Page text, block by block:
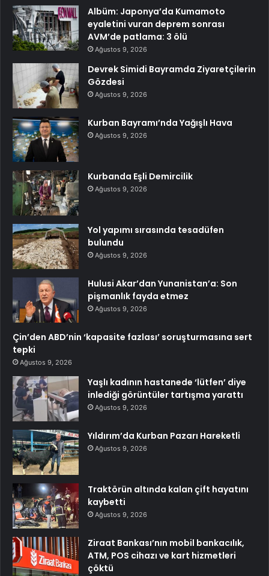
Albüm: Japonya’da Kumamoto
eyaletini vuran deprem sonrası
AVM’de patlama: 3 ölü
Ağustos 9, 2026
Devrek Simidi Bayramda Ziyaretçilerin
Gözdesi
Ağustos 9, 2026
Kurban Bayramı’nda Yağışlı Hava
Ağustos 9, 2026
Kurbanda Eşli Demircilik
Ağustos 9, 2026
Yol yapımı sırasında tesadüfen
bulundu
Ağustos 9, 2026
Hulusi Akar’dan Yunanistan’a: Son
pişmanlık fayda etmez
Ağustos 9, 2026
Çin’den ABD’nin ‘kapasite fazlası’ soruşturmasına sert
tepki
Ağustos 9, 2026
Yaşlı kadının hastanede ‘lütfen’ diye
inlediği görüntüler tartışma yarattı
Ağustos 9, 2026
Yıldırım’da Kurban Pazarı Hareketli
Ağustos 9, 2026
Traktörün altında kalan çift hayatını
kaybetti
Ağustos 9, 2026
Ziraat Bankası’nın mobil bankacılık,
ATM, POS cihazı ve kart hizmetleri
çöktü